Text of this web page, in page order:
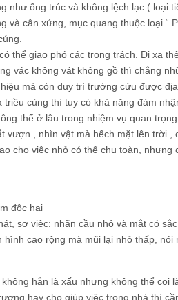
như ống trúc và không lệch lạc ( loại
và cân xứng, mục quang thuộc loại “
thể giao phó các trọng trách. Đi xa
vác không vát không gồ thì chẳng
mà còn duy trì trường cửu được
triều củng thì tuy có khả năng đảm
thể ở lâu trong nhiệm vụ quan
vượn , nhìn vật mà hếch mặt lên trời ,
cho việc nhỏ có thể chu toàn,
độc hại
sợ việc: nhãn cầu nhỏ và mắt có
hình cao rộng mà mũi lại nhỏ thấp,
hẳn là xấu nhưng không thể coi
hay cho giúp việc trong nhà thì